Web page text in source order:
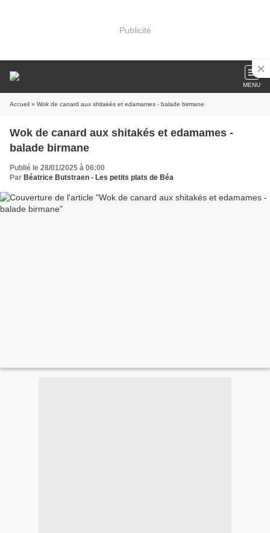
Publicité
MENU
Accueil » Wok de canard aux shitakés et edamames - balade birmane
Wok de canard aux shitakés et edamames -
balade birmane
Publié le 28/01/2025 à 06:00
Par Béatrice Butstraen - Les petits plats de Béa